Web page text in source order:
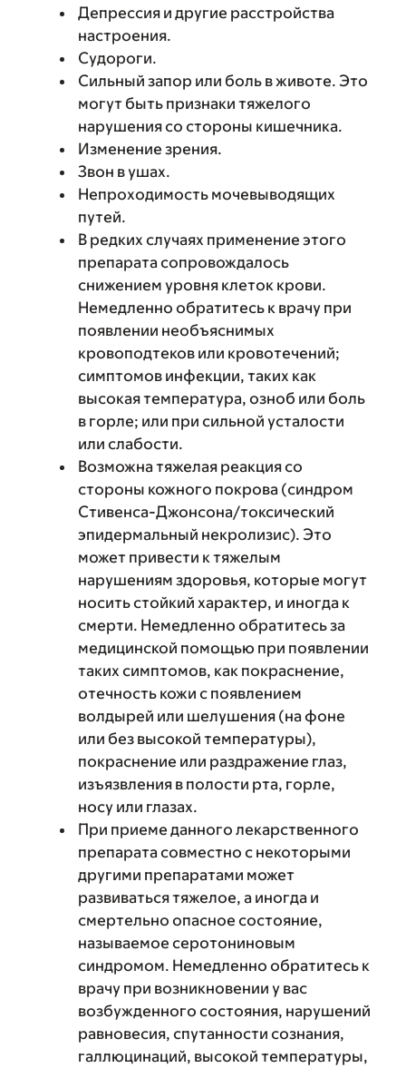
Депрессия и другие расстройства
настроения.
Судороги.
Сильный запор или боль в животе. Это
могут быть признаки тяжелого
нарушения со стороны кишечника.
Изменение зрения.
Звон в ушах.
Непроходимость мочевыводящих
путей.
В редких случаях применение этого
препарата сопровождалось
снижением уровня клеток крови.
Немедленно обратитесь к врачу при
появлении необъяснимых
кровоподтеков или кровотечений;
симптомов инфекции, таких как
высокая температура, озноб или боль
в горле; или при сильной усталости
или слабости.
Возможна тяжелая реакция со
стороны кожного покрова (синдром
Стивенса-Джонсона/токсический
эпидермальный некролизис). Это
может привести к тяжелым
нарушениям здоровья, которые могут
носить стойкий характер, и иногда к
смерти. Немедленно обратитесь за
медицинской помощью при появлении
таких симптомов, как покраснение,
отечность кожи с появлением
волдырей или шелушения (на фоне
или без высокой температуры),
покраснение или раздражение глаз,
изъязвления в полости рта, горле,
носу или глазах.
При приеме данного лекарственного
препарата совместно с некоторыми
другими препаратами может
развиваться тяжелое, а иногда и
смертельно опасное состояние,
называемое серотониновым
синдромом. Немедленно обратитесь к
врачу при возникновении у вас
возбужденного состояния, нарушений
равновесия, спутанности сознания,
галлюцинаций, высокой температуры,